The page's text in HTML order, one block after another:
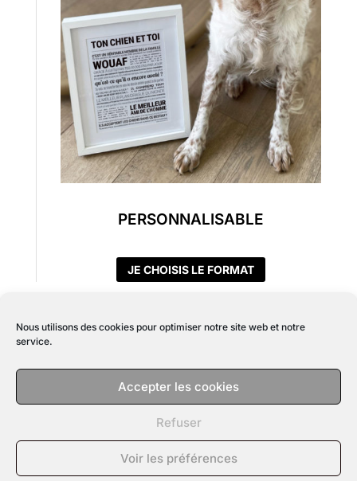
Nous utilisons des cookies pour optimiser notre site web et notre
service.
Accepter les cookies
Refuser
Voir les préférences
PERSONNALISABLE
JE CHOISIS LE FORMAT
POLITIQUE DE CONFIDENTIALITÉ
INFO | CONTACT MON COMPTE